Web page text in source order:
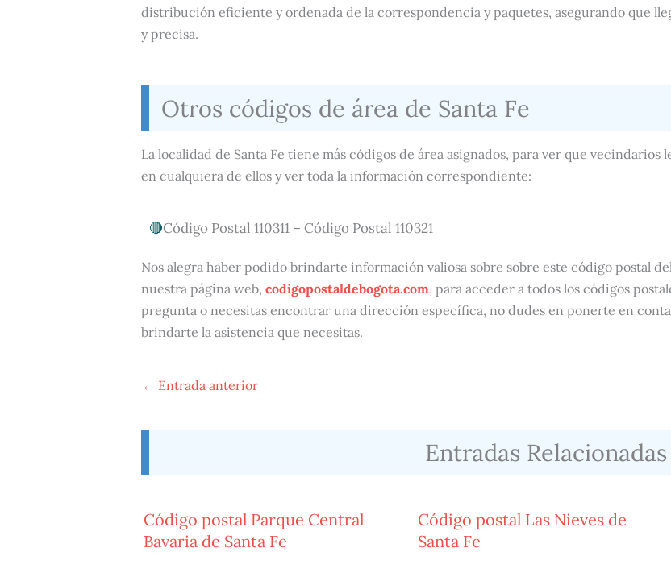
distribución eficiente y ordenada de la correspondencia y paquetes, asegurando que
y precisa.
Otros códigos de área de Santa Fe
La localidad de Santa Fe tiene más códigos de área asignados, para ver que
en cualquiera de ellos y ver toda la información correspondiente:
Código Postal 110311 – Código Postal 110321
Nos alegra haber podido brindarte información valiosa sobre sobre este código postal
nuestra página web, codigopostaldebogota.com, para acceder a todos los códigos
pregunta o necesitas encontrar una dirección específica, no dudes en ponerte en
brindarte la asistencia que necesitas.
← Entrada anterior
Entradas Relacionadas
Código postal Parque Central
Bavaria de Santa Fe
Código postal Las Nieves de
Santa Fe